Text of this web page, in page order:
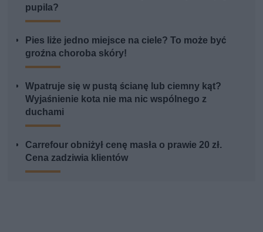
pupila?
Pies liże jedno miejsce na ciele? To może być
groźna choroba skóry!
Wpatruje się w pustą ścianę lub ciemny kąt?
Wyjaśnienie kota nie ma nic wspólnego z
duchami
Carrefour obniżył cenę masła o prawie 20 zł.
Cena zadziwia klientów